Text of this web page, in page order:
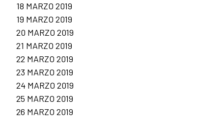
18 MARZO 2019
19 MARZO 2019
20 MARZO 2019
21 MARZO 2019
22 MARZO 2019
23 MARZO 2019
24 MARZO 2019
25 MARZO 2019
26 MARZO 2019